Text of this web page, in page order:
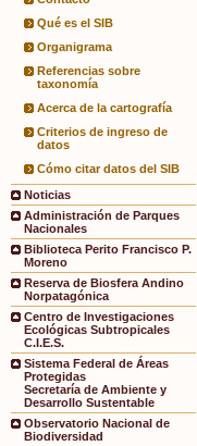
Qué es el SIB
Organigrama
Referencias sobre
taxonomía
Acerca de la cartografía
Criterios de ingreso de
datos
Cómo citar datos del SIB
Noticias
Administración de Parques
Nacionales
Biblioteca Perito Francisco P.
Moreno
Reserva de Biosfera Andino
Norpatagónica
Centro de Investigaciones
Ecológicas Subtropicales
C.I.E.S.
Sistema Federal de Áreas
Protegidas
Secretaría de Ambiente y
Desarrollo Sustentable
Observatorio Nacional de
Biodiversidad